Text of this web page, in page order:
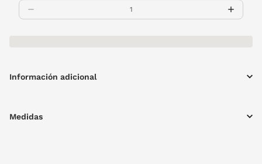
Información adicional
Medidas